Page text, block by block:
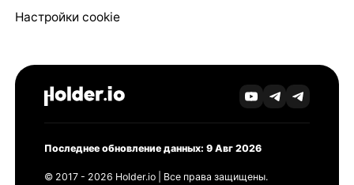
Настройки cookie
Последнее обновление данных: 9 Авг 2026
© 2017 - 2026 Holder.io | Все права защищены.